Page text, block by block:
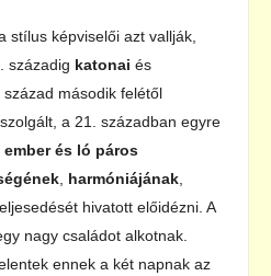
stílus képviselői azt vallják,
századig katonai és
második felétől
a 21. században egyre
ember és ló páros
harmóniájának
hivatott előidézni. A
nagy családot alkotnak.
ennek a két napnak az